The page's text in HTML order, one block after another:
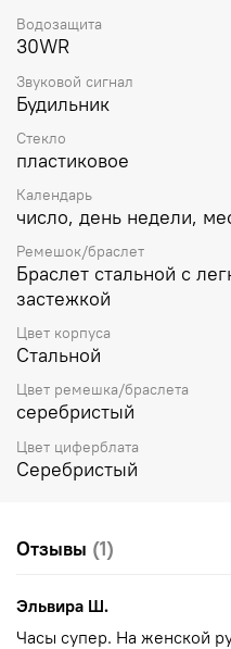
Водозащита
30WR
Звуковой сигнал
Будильник
Стекло
пластиковое
Календарь
число, день недели,
Ремешок/браслет
Браслет стальной с
застежкой
Цвет корпуса
Стальной
Цвет ремешка/браслета
серебристый
Цвет циферблата
Серебристый
Отзывы (1)
Эльвира Ш.
Часы супер. На женской